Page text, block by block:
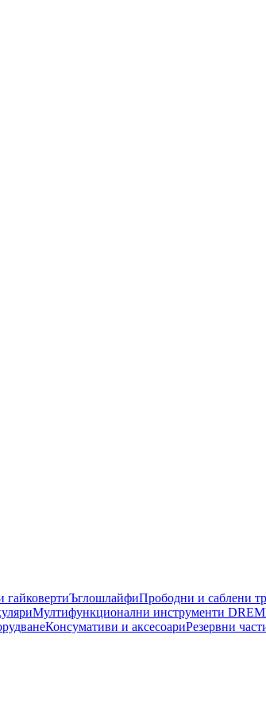
гайковертиЪглошлайфиПрободни и саблени
Мултифункционални инструменти
Консумативи и аксесоариРезервни